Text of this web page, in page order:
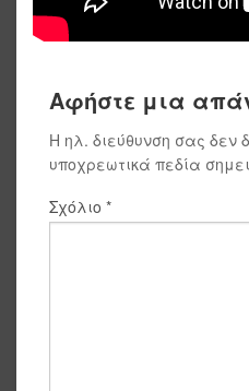
Αφήστε μια
Η ηλ. διεύθυνση σας δεν
υποχρεωτικά πεδία
Σχόλιο *